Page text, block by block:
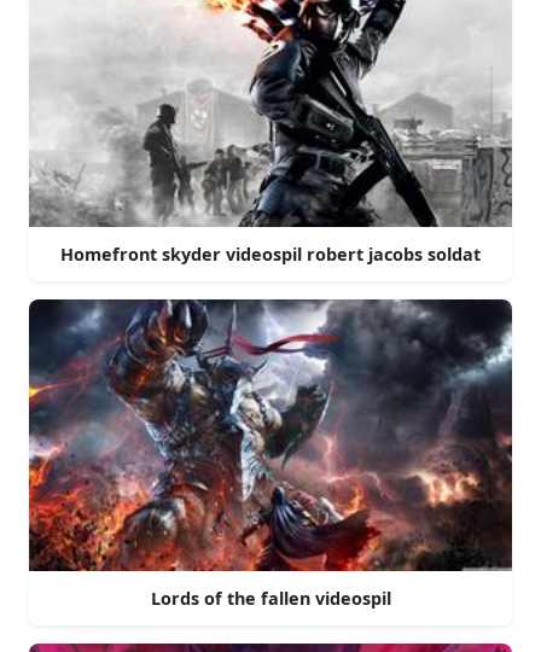
Homefront skyder videospil robert jacobs soldat
Lords of the fallen videospil